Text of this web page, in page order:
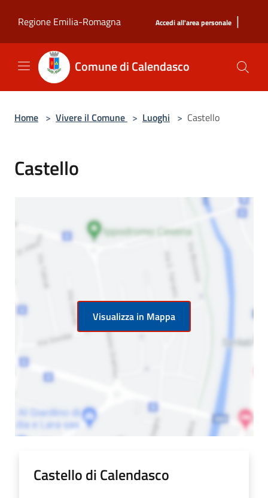
Regione Emilia-Romagna
Accedi all'area personale |
Comune di Calendasco
Home > Vivere il Comune > Luoghi > Castello
Castello
Visualizza in Mappa
Castello di Calendasco